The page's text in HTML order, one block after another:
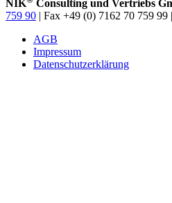
NIK Consulting und Vertriebs
759 90 | Fax +49 (0) 7162 70 759 99 |
AGB
Impressum
Datenschutzerklärung